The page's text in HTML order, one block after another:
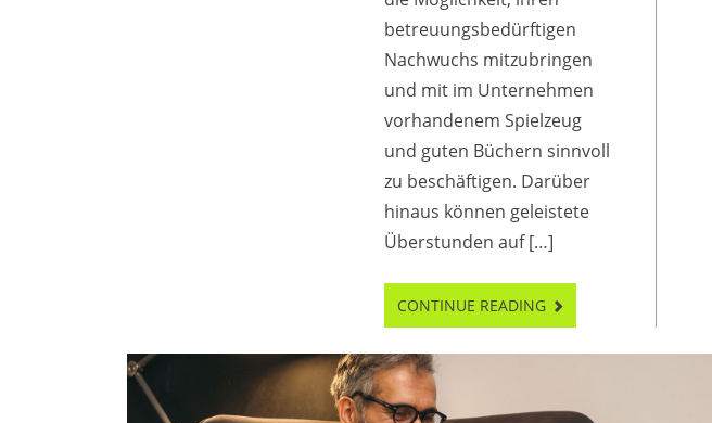
betreuungsbedürftigen
Nachwuchs mitzubringen
und mit im Unternehmen
vorhandenem Spielzeug
und guten Büchern sinnvoll
zu beschäftigen. Darüber
hinaus können geleistete
Überstunden auf […]
CONTINUE READING